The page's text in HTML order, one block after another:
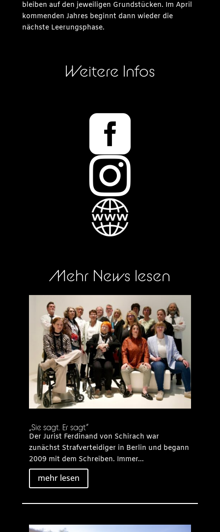
bleiben auf den jeweiligen Grundstücken. Im April
kommenden Jahres beginnt dann wieder die
nächste Leerungsphase.
Weitere Infos


Mehr News lesen
„Sie sagt. Er sagt“
Der Jurist Ferdinand von Schirach war
zunächst Strafverteidiger in Berlin und begann
2009 mit dem Schreiben. Immer...
mehr lesen